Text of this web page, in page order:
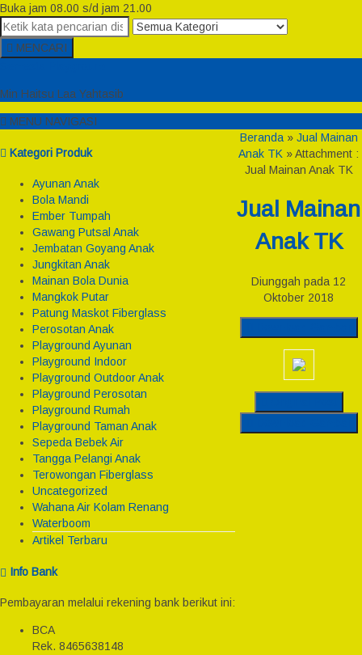
Buka jam 08.00 s/d jam 21.00
MENCARI
Min Haitsu Laa Yahtasib
MENU NAVIGASI
Kategori Produk
Ayunan Anak
Bola Mandi
Ember Tumpah
Gawang Putsal Anak
Jembatan Goyang Anak
Jungkitan Anak
Mainan Bola Dunia
Mangkok Putar
Patung Maskot Fiberglass
Perosotan Anak
Playground Ayunan
Playground Indoor
Playground Outdoor Anak
Playground Perosotan
Playground Rumah
Playground Taman Anak
Sepeda Bebek Air
Tangga Pelangi Anak
Terowongan Fiberglass
Uncategorized
Wahana Air Kolam Renang
Waterboom
Artikel Terbaru
Info Bank
Pembayaran melalui rekening bank berikut ini:
BCA
Rek. 8465638148
Beranda» Jual Mainan
Anak TK » Attachment :
Jual Mainan Anak TK
Jual Mainan
Anak TK
Diunggah pada 12
Oktober 2018